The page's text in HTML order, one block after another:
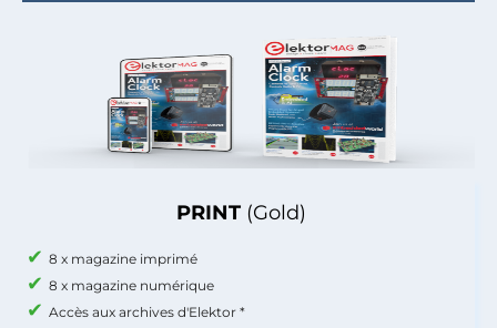
PRINT (Gold)
8 x magazine imprimé
8 x magazine numérique
Accès aux archives d'Elektor *